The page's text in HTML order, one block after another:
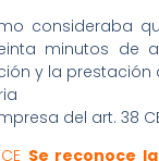
consideraba
minutos de
y la prestación
del art. 38
Se reconoce